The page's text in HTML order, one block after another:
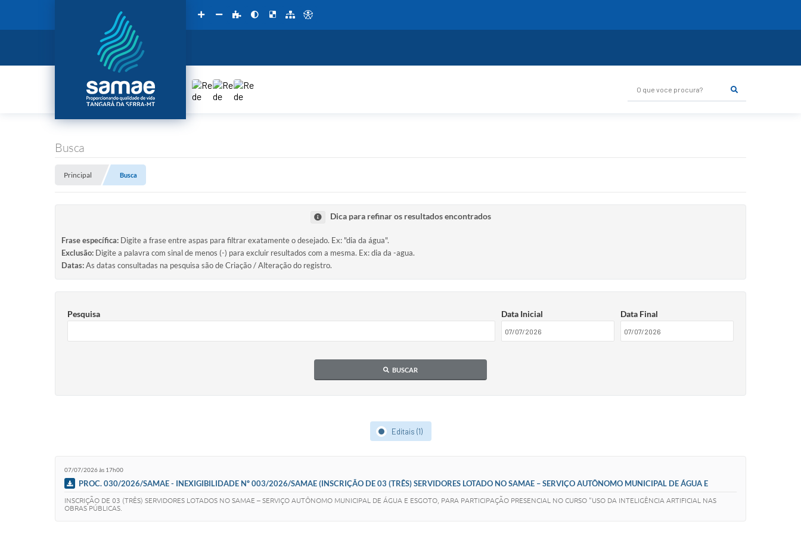
O que voce procura?
Busca
Principal Busca
Dica para refinar os resultados encontrados
Frase específica: Digite a frase entre aspas para filtrar exatamente o desejado. Ex: "dia da água".
Exclusão: Digite a palavra com sinal de menos (-) para excluir resultados com a mesma. Ex: dia da -agua.
Datas:As datas consultadas na pesquisa são de Criação / Alteração do registro.
Pesquisa Data Inicial Data Final
BUSCAR
Editais (1)
07/07/2026 às 17h00
PROC. 030/2026/SAMAE - INEXIGIBILIDADE Nº 003/2026/SAMAE (INSCRIÇÃO DE 03 (TRÊS) SERVIDORES LOTADO NO SAMAE – SERVIÇO AUTÔNOMO MUNICIPAL DE ÁGUA E
ESGOTO, PARA PARTICIPAÇÃO PRESENCIAL DO CURSO DE “USO DA INTELIGÊNCIA ARTIFICIAL NAS OBRAS PÚBLICAS
INSCRIÇÃO DE 03 (TRÊS) SERVIDORES LOTADOS NO SAMAE – SERVIÇO AUTÔNOMO MUNICIPAL DE ÁGUA E ESGOTO, PARA PARTICIPAÇÃO PRESENCIAL NO CURSO "USO DA INTELIGÊNCIA ARTIFICIAL NAS
OBRAS PÚBLICAS.